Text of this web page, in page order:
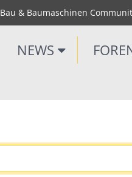
& Baumaschinen
NEWS